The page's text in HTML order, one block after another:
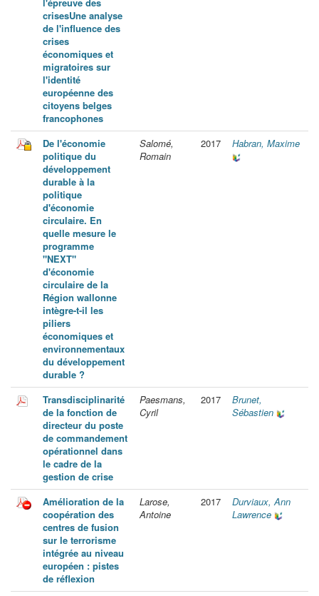
crisesUne analyse
de l'influence des
crises
économiques et
migratoires sur
l'identité
européenne des
citoyens belges
francophones
De l'économie
politique du
développement
durable à la
politique
d'économie
circulaire. En
quelle mesure le
programme
"NEXT"
d'économie
circulaire de la
Région wallonne
intègre-t-il les
piliers
économiques et
environnementaux
du développement
durable ?
Salomé,
Romain
2017 Habran, Maxime
Transdisciplinarité
de la fonction de
directeur du poste
de commandement
opérationnel dans
le cadre de la
gestion de crise
Paesmans,
Cyril
2017
Brunet,
Sébastien
Amélioration de la
coopération des
centres de fusion
sur le terrorisme
intégrée au niveau
européen : pistes
de réflexion
Larose,
Antoine
2017
Durviaux, Ann
Lawrence